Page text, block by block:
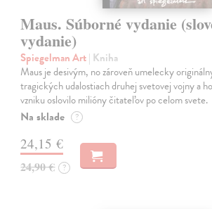
Maus. Súborné vydanie
vydanie)
Spiegelman Art| Kniha
Maus je desivým, no zároveň umelecky
tragických udalostiach druhej svetovej vojny a
vzniku oslovilo milióny čitateľov po celom svete.
Na sklade ?
24,15 €
24,90 € ?